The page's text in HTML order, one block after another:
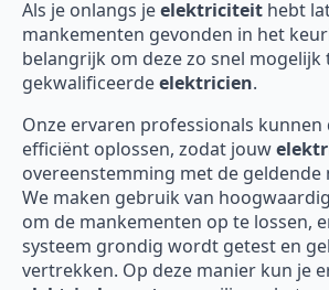
Als je onlangs jeelektriciteit hebt
mankementen gevonden in het
belangrijk om deze zo snel
gekwalificeerdeelektricien.
Onze ervaren professionals
efficiënt oplossen, zodat jouw
overeenstemming met de
We maken gebruik van
om de mankementen op te lossen,
systeem grondig wordt getest en
vertrekken. Op deze manier kun je